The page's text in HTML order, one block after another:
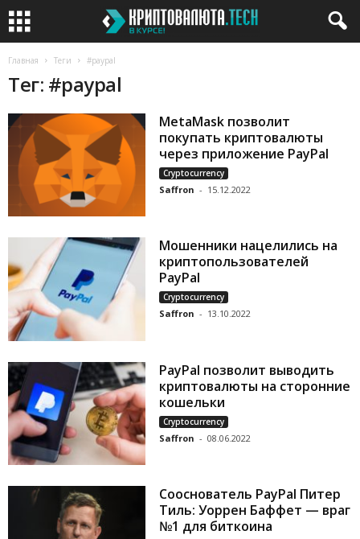
Главная Теги #paypal
Тег: #paypal
MetaMask позволит
покупать криптовалюты
через приложение PayPal
Cryptocurrency
Saffron - 15.12.2022
Мошенники нацелились на
криптопользователей
PayPal
Cryptocurrency
Saffron - 13.10.2022
PayPal позволит выводить
криптовалюты на сторонние
кошельки
Cryptocurrency
Saffron - 08.06.2022
Сооснователь PayPal Питер
Тиль: Уоррен Баффет — враг
№1 для биткоина